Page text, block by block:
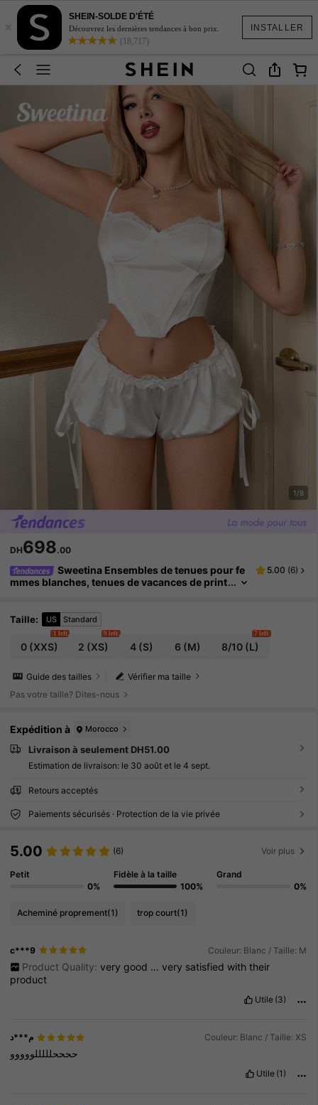
INSTALLER
×
SHEIN-SOLDE D'ÉTÉ
Découvrez les dernières tendances à bon prix.
(18,717)
1/8
DH698.00
Sweetina Ensembles de tenues pour fe
mmes blanches, tenues de vacances de print
êtements de la Saint-Valentin, tenues de printem
ps pour femmes
5.00 (6)
Taille: US Standard
0(XXS)
1 left
2 (XS)
9 left
4 (S) 6 (M) 8/10 (L)
7 left
Vérifier ma taille
Guide des tailles
Pas votre taille? Dites-nous
Expédition à Morocco
Livraison à seulement DH51.00
Estimation de livraison: le 30 août et le 4 sept.
Retours acceptés
Paiements sécurisés · Protection de la vie privée
5.00 (6) Voir plus
Petit
0%
Fidèle à la taille
100%
Grand
0%
Acheminé proprement(1) trop court(1)
c***9 Couleur: Blanc / Taille: M
Product Quality: very good … very satisfied with their
product
Utile (3)
م***د Couleur: Blanc / Taille: XS
ححححلللللووووو
Utile (1)